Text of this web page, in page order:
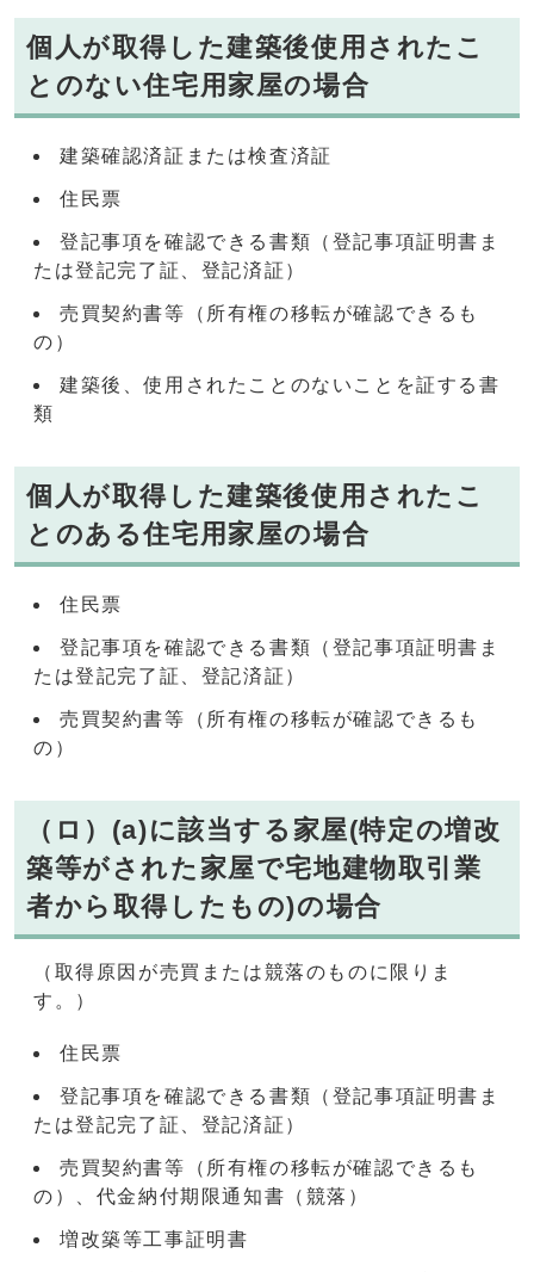
個人が取得した建築後使用されたこ
とのない住宅用家屋の場合
建築確認済証または検査済証
住民票
登記事項を確認できる書類（登記事項証明書ま
たは登記完了証、登記済証）
売買契約書等（所有権の移転が確認できるも
の）
建築後、使用されたことのないことを証する書
類
個人が取得した建築後使用されたこ
とのある住宅用家屋の場合
住民票
登記事項を確認できる書類（登記事項証明書ま
たは登記完了証、登記済証）
売買契約書等（所有権の移転が確認できるも
の）
（ロ）(a)に該当する家屋(特定の増改
築等がされた家屋で宅地建物取引業
者から取得したもの)の場合
（取得原因が売買または競落のものに限りま
す。）
住民票
登記事項を確認できる書類（登記事項証明書ま
たは登記完了証、登記済証）
売買契約書等（所有権の移転が確認できるも
の）、代金納付期限通知書（競落）
増改築等工事証明書